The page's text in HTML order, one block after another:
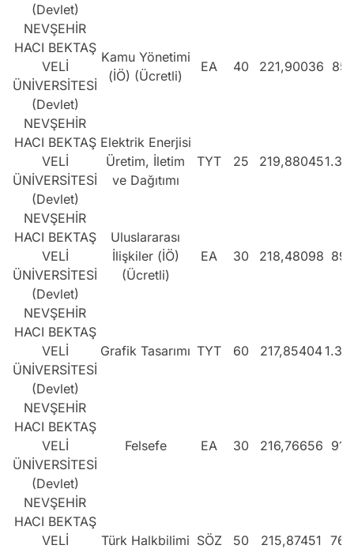
(Devlet)
NEVŞEHİR
HACI BEKTAŞ
VELİ
ÜNİVERSİTESİ
(Devlet)
Kamu Yönetimi
(İÖ) (Ücretli)
EA 40 221,90036
NEVŞEHİR
HACI BEKTAŞ
VELİ
ÜNİVERSİTESİ
(Devlet)
Elektrik Enerjisi
Üretim, İletim
ve Dağıtımı
TYT 25 219,88045
NEVŞEHİR
HACI BEKTAŞ
VELİ
ÜNİVERSİTESİ
(Devlet)
Uluslararası
İlişkiler (İÖ)
(Ücretli)
EA 30 218,48098
NEVŞEHİR
HACI BEKTAŞ
VELİ
ÜNİVERSİTESİ
(Devlet)
Grafik Tasarımı TYT 60 217,85404
NEVŞEHİR
HACI BEKTAŞ
VELİ
ÜNİVERSİTESİ
(Devlet)
Felsefe EA 30 216,76656
NEVŞEHİR
HACI BEKTAŞ
VELİ
Türk Halkbilimi SÖZ 50 215,87451